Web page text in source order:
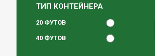
ТИП КОНТЕЙНЕРА
20 ФУТОВ
40 ФУТОВ